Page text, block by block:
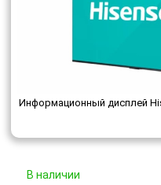
Информационный дисплей
В наличии